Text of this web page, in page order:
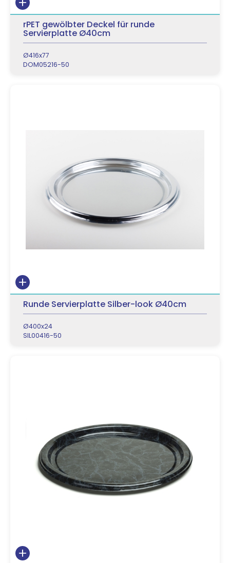
rPET gewölbter Deckel für runde
Servierplatte Ø40cm
Ø416x77
DOM05216-50
Runde Servierplatte Silber-look Ø40cm
Ø400x24
SIL00416-50